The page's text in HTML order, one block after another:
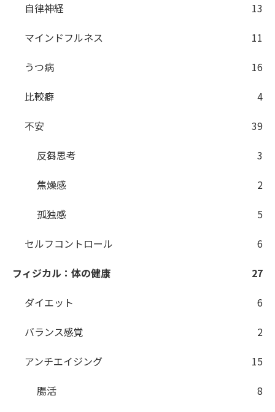
自律神経
13
マインドフルネス
11
うつ病
16
比較癖
4
不安
39
反芻思考
3
焦燥感
2
孤独感
5
セルフコントロール
6
フィジカル：体の健康
27
ダイエット
6
バランス感覚
2
アンチエイジング
15
腸活
8